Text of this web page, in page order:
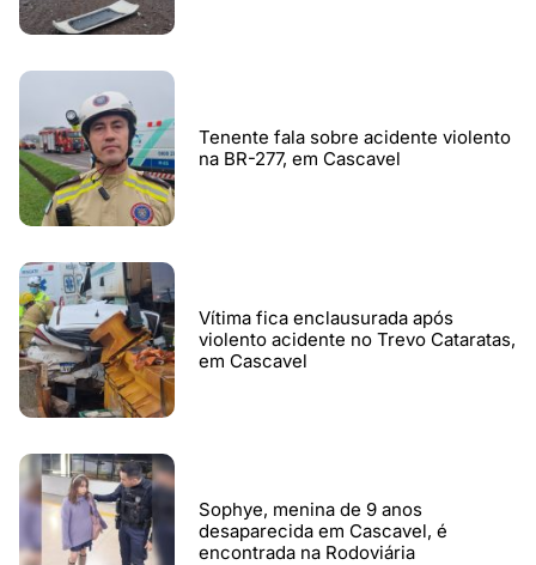
Tenente fala sobre acidente violento
na BR-277, em Cascavel
Vítima fica enclausurada após
violento acidente no Trevo Cataratas,
em Cascavel
Sophye, menina de 9 anos
desaparecida em Cascavel, é
encontrada na Rodoviária